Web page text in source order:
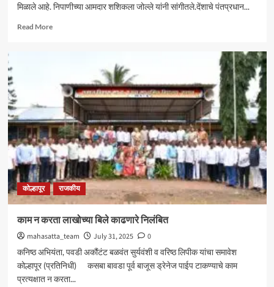
मिळाले आहे. निपाणीच्या आमदार शशिकला जोल्ले यांनी सांगीतले.देंशाचे पंतप्रधान...
Read MoreRead
आगमनाने
भाजप
पक्षाला
अधिक
बळ
ः
आमदार
शशिकला
जोल्ले_
कोल्हापूर राजकीय
काम न करता लाखोच्या बिले काढणारे निलंबित
mahasatta_team July 31, 2025
0
कनिष्ठ अभियंता, पवडी अकौंटंट बळवंत सुर्यवंशी व वरिष्ठ लिपीक यांचा समावेश
कोल्हापूर (प्रतिनिधी) कसबा बावडा पूर्व बाजूस ड्रेनेज पाईप टाकण्याचे काम
प्रत्यक्षात न करता...